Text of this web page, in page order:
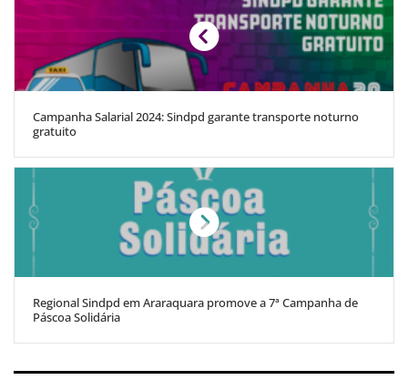
Campanha Salarial 2024: Sindpd garante transporte noturno
gratuito
Regional Sindpd em Araraquara promove a 7ª Campanha de
Páscoa Solidária